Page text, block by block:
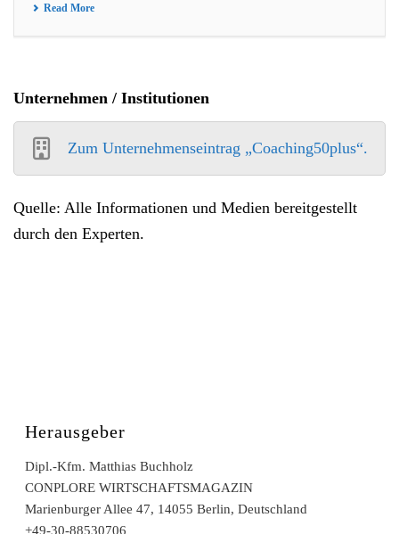
Read More
Unternehmen / Institutionen
Zum Unternehmenseintrag „Coaching50plus“.
Quelle: Alle Informationen und Medien bereitgestellt
durch den Experten.
Herausgeber
Dipl.-Kfm. Matthias Buchholz
CONPLORE WIRTSCHAFTSMAGAZIN
Marienburger Allee 47, 14055 Berlin, Deutschland
+49-30-88530706